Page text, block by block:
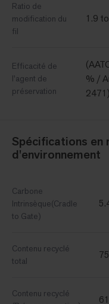
Ratio de
modification du
fil
1.9
Efficacité de
l'agent de
préservation
% /
Spécifications
d'environnement
Carbone
Intrinsèque(Cradle
to Gate)
Contenu recyclé
total
Contenu recyclé